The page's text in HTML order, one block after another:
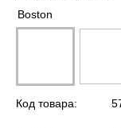
Boston
Код товара: